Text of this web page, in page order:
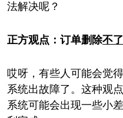
法解决呢？
正方观点：订单删除不了
哎呀，有些人可能会觉
系统出故障了。这种观
系统可能会出现一些小